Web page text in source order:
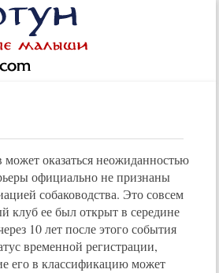
оказаться неожиданностью
официально не признаны
собаководства. Это совсем
клуб ее был открыт в середине
10 лет после этого события
временной регистрации,
его в классификацию может